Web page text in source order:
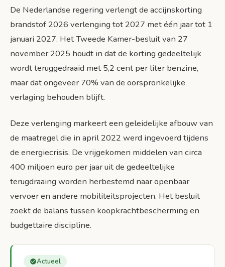
De Nederlandse regering verlengt de accijnskorting
brandstof 2026 verlenging tot 2027 met één jaar tot 1
januari 2027. Het Tweede Kamer-besluit van 27
november 2025 houdt in dat de korting gedeeltelijk
wordt teruggedraaid met 5,2 cent per liter benzine,
maar dat ongeveer 70% van de oorspronkelijke
verlaging behouden blijft.
Deze verlenging markeert een geleidelijke afbouw van
de maatregel die in april 2022 werd ingevoerd tijdens
de energiecrisis. De vrijgekomen middelen van circa
400 miljoen euro per jaar uit de gedeeltelijke
terugdraaing worden herbestemd naar openbaar
vervoer en andere mobiliteitsprojecten. Het besluit
zoekt de balans tussen koopkrachtbescherming en
budgettaire discipline.
Actueel